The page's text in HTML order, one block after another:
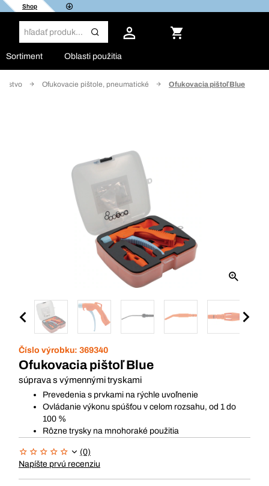
Shop
Sortiment Oblasti použitia
Ofukovacie pištole, pneumatické Ofukovacia pištoľ Blue
Číslo výrobku: 369340
Ofukovacia pištoľ Blue
súprava s výmennými tryskami
Prevedenia s prvkami na rýchle uvoľnenie
Ovládanie výkonu spúšťou v celom rozsahu, od 1 do
100 %
Rôzne trysky na mnohoraké použitia
(0)
Napíšte prvú recenziu